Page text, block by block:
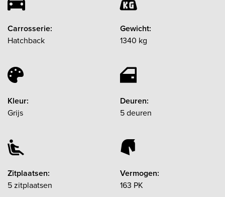
Carrosserie:
Hatchback
Gewicht:
1340 kg
Kleur:
Grijs
Deuren:
5 deuren
Zitplaatsen:
5 zitplaatsen
Vermogen:
163 PK